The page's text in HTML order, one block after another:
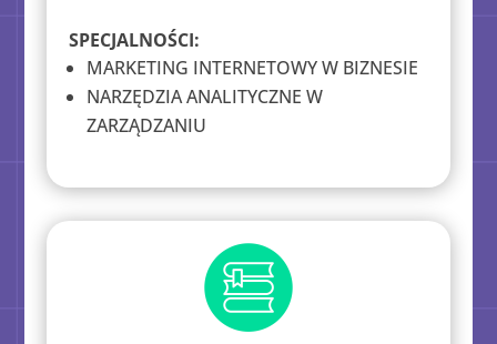
SPECJALNOŚCI:
MARKETING INTERNETOWY W BIZNESIE
NARZĘDZIA ANALITYCZNE W
ZARZĄDZANIU